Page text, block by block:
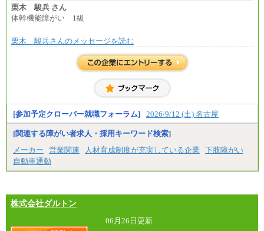
栗木 駿兵 さん
体幹機能障がい 1級
栗木 駿兵さんのメッセージを読む
[参加予定クローバー就職フォーラム] 2026/9/12 (土) 名古屋
[関連する障がい者求人・採用キーワード検索]
メーカー
営業関連 人材育成制度が充実している企業
下肢障がい
自動車通勤
株式会社ダルトン
06月26日更新